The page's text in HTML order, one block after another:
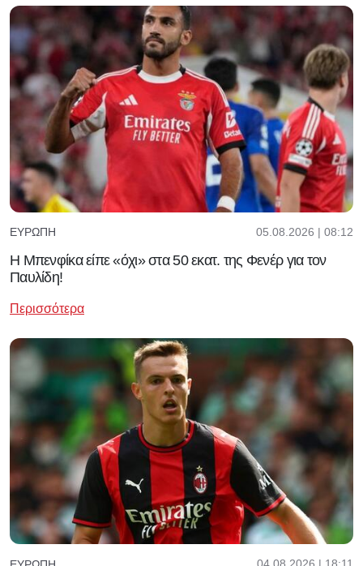
ΕΥΡΏΠΗ 05.08.2026 | 08:12
Η Μπενφίκα είπε «όχι» στα 50 εκατ. της Φενέρ για τον
Παυλίδη!
Περισσότερα